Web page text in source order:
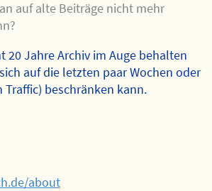
auf alte Beiträge nicht mehr
20 Jahre Archiv im Auge behalten
auf die letzten paar Wochen oder
Traffic) beschränken kann.
about